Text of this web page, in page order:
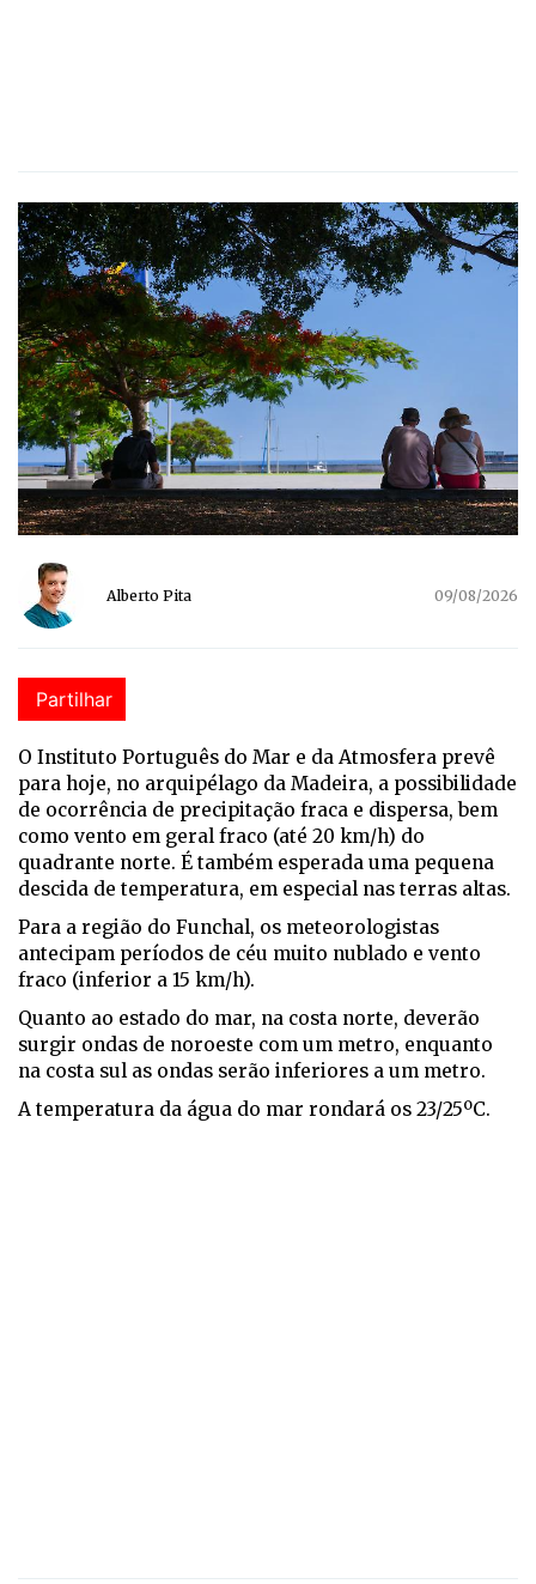
Alberto Pita 09/08/2026
Partilhar
O Instituto Português do Mar e da Atmosfera prevê
para hoje, no arquipélago da Madeira, a possibilidade
de ocorrência de precipitação fraca e dispersa, bem
como vento em geral fraco (até 20 km/h) do
quadrante norte. É também esperada uma pequena
descida de temperatura, em especial nas terras altas.
Para a região do Funchal, os meteorologistas
antecipam períodos de céu muito nublado e vento
fraco (inferior a 15 km/h).
Quanto ao estado do mar, na costa norte, deverão
surgir ondas de noroeste com um metro, enquanto
na costa sul as ondas serão inferiores a um metro.
A temperatura da água do mar rondará os 23/25ºC.